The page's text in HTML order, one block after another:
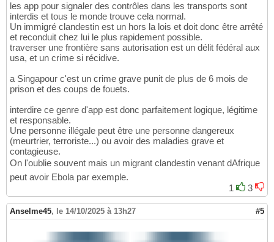
les app pour signaler des contrôles dans les transports sont
interdis et tous le monde trouve cela normal.
Un immigré clandestin est un hors la lois et doit donc être arrêté
et reconduit chez lui le plus rapidement possible.
traverser une frontière sans autorisation est un délit fédéral aux
usa, et un crime si récidive.
a Singapour c'est un crime grave punit de plus de 6 mois de
prison et des coups de fouets.
interdire ce genre d'app est donc parfaitement logique, légitime
et responsable.
Une personne illégale peut être une personne dangereux
(meurtrier, terroriste...) ou avoir des maladies grave et
contagieuse.
On l'oublie souvent mais un migrant clandestin venant dAfrique
peut avoir Ebola par exemple.
1
3
Anselme45, le 14/10/2025 à 13h27 #5